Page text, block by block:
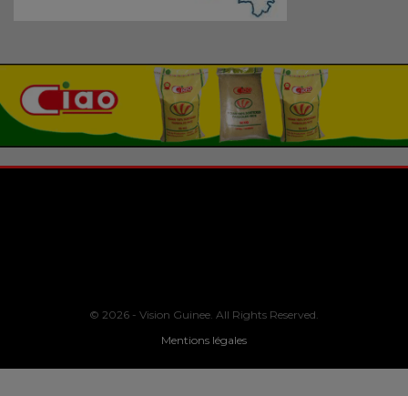
© 2026 - Vision Guinee. All Rights Reserved.
Mentions légales